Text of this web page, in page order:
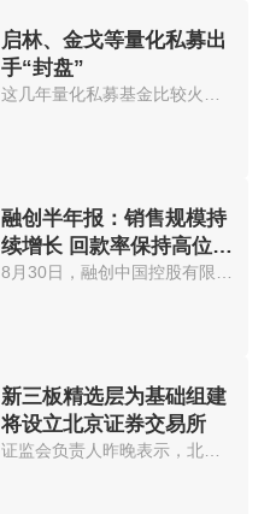
启林、金戈等量化私募出
手“封盘”
融创半年报：销售规模持
续增长 回款率保持高位水
平
新三板精选层为基础组建
将设立北京证券交易所
证监会负责人昨晚表示，北京证券...